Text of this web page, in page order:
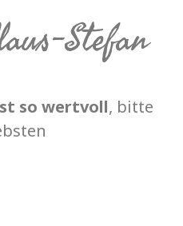
Stefan
so wertvoll, bitte